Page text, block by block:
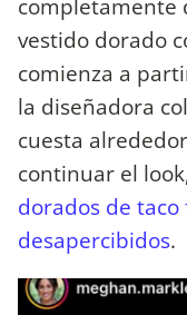
completamente
vestido dorado
comienza a
la diseñadora
cuesta
continuar el
dorados de
desapercibidos.